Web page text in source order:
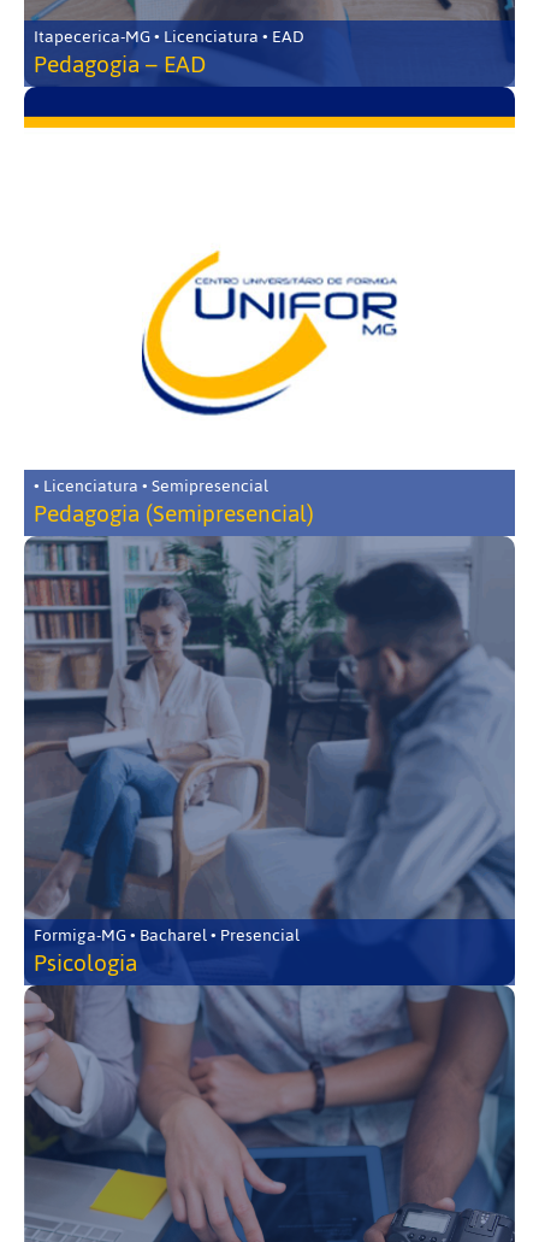
Itapecerica-MG • Licenciatura • EAD
Pedagogia – EAD
• Licenciatura • Semipresencial
Pedagogia (Semipresencial)
Formiga-MG • Bacharel • Presencial
Psicologia